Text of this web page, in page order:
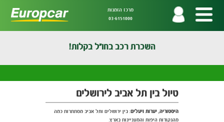
מרכז הזמנות
03-6151000
השכרת רכב בחו"ל בקלות!
טיול בין תל אביב לירושלים
היסטוריה, יערות ויעלים: בין ירושלים ותל אביב מסתתרות כמה
מהנקודות היפות והמעניינות בארץ.